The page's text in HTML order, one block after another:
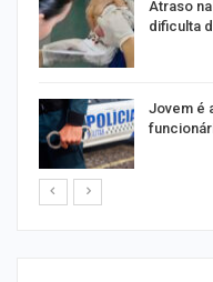
Atraso
dificulta
Jovem é